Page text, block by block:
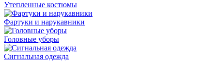
Утепленные костюмы
Фартуки и нарукавники
Головные уборы
Сигнальная одежда